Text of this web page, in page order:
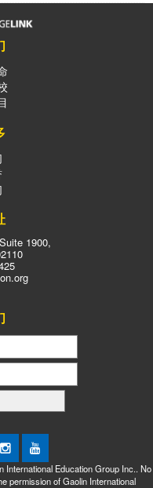
1900,
International Education Group Inc.. No
permission of Gaolin International